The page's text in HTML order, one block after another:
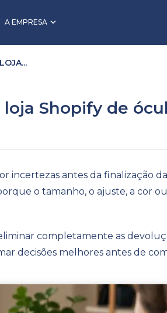
A EMPRESA
Shopify de
incertezas antes da finalização
o tamanho, o ajuste, a cor
completamente as
decisões melhores antes de